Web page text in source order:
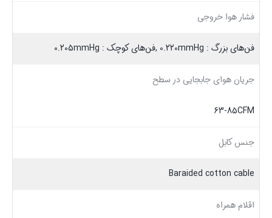
فشار هوا خروجی
فن‌های بزرگ : 0.220mmHg ,فن‌های کوچک : 0.205mmHg
جریان هوای جابجایی در سطح
63-85CFM
جنس کابل
Baraided cotton cable
اقلام همراه